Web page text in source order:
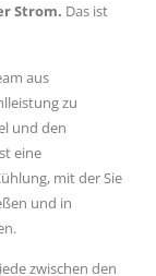
Strom. Das ist
aus
zu
und den
eine
mit der Sie
und in
zwischen den